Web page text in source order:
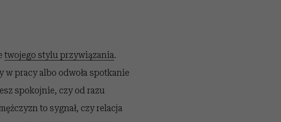
twojego stylu przywiązania.
pracy albo odwoła spotkanie
spokojnie, czy od razu
to sygnał, czy relacja